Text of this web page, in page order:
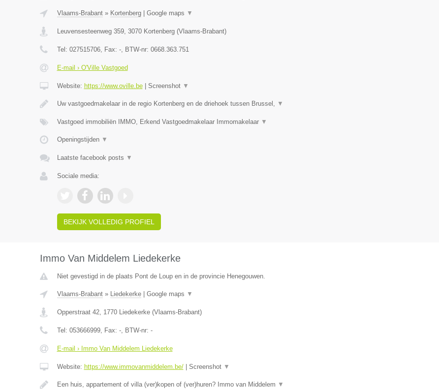
Vlaams-Brabant» Kortenberg| Google maps ▼
Leuvensesteenweg 359, 3070 Kortenberg(Vlaams-Brabant)
Tel: 027515706, Fax: -, BTW-nr: 0668.363.751
E-mail › O'Ville Vastgoed
Website: https://www.oville.be| Screenshot ▼
Uw vastgoedmakelaar in de regio Kortenberg en de driehoek tussen Brussel, ▼
Vastgoed immobiliën IMMO, Erkend Vastgoedmakelaar Immomakelaar ▼
Openingstijden ▼
Laatste facebook posts ▼
Sociale media:
BEKIJK VOLLEDIG PROFIEL
Immo Van Middelem Liedekerke
Niet gevestigd in de plaats Pont de Loup en in de provincie Henegouwen.
Vlaams-Brabant» Liedekerke| Google maps ▼
Opperstraat 42, 1770 Liedekerke(Vlaams-Brabant)
Tel: 053666999, Fax: -, BTW-nr: -
E-mail › Immo Van Middelem Liedekerke
Website: https://www.immovanmiddelem.be/| Screenshot ▼
Een huis, appartement of villa (ver)kopen of (ver)huren? Immo van Middelem ▼